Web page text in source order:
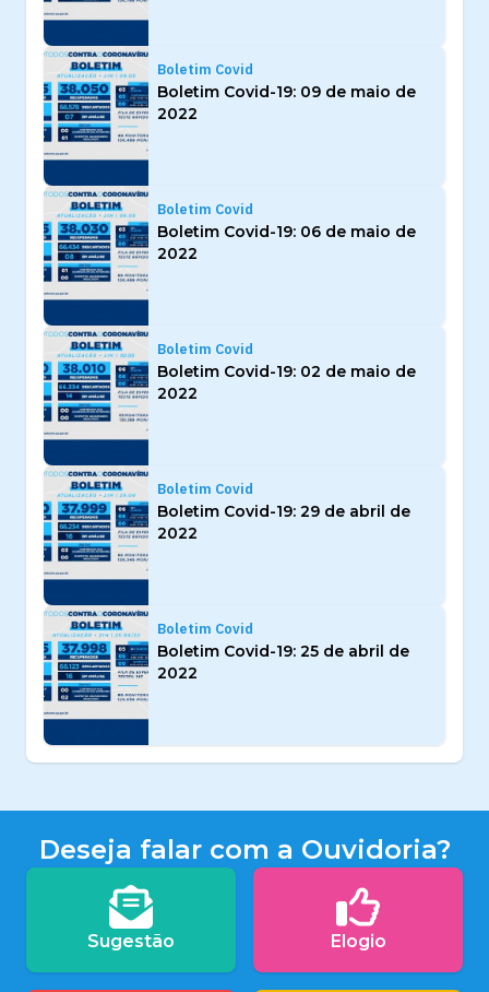
Boletim Covid
Boletim Covid-19: 09 de maio de
2022
Boletim Covid
Boletim Covid-19: 06 de maio de
2022
Boletim Covid
Boletim Covid-19: 02 de maio de
2022
Boletim Covid
Boletim Covid-19: 29 de abril de
2022
Boletim Covid
Boletim Covid-19: 25 de abril de
2022
Deseja falar com a Ouvidoria?
Sugestão Elogio